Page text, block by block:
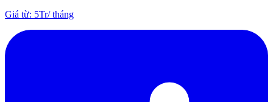
Giá từ: 5Tr/tháng